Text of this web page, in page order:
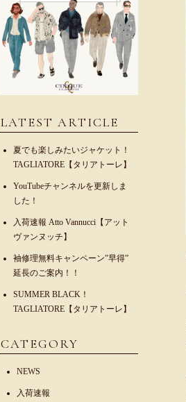
LATEST ARTICLE
夏でも楽しみたいジャケット！
TAGLIATORE【タリアトーレ】
YouTubeチャンネルを更新しま
した！
入荷速報 Atto Vannucci【アット
ヴァンヌッチ】
袖修理無料キャンペーン”早得”
延長のご案内！！
SUMMER BLACK！
TAGLIATORE【タリアトーレ】
CATEGORY
NEWS
入荷速報